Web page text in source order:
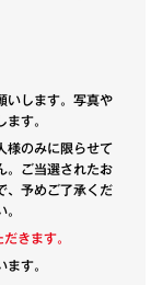
いします。写真や
す。
様のみに限らせて
。ご当選されたお
、予めご了承くだ
きます。
す。